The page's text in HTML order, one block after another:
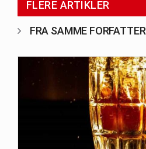
FLERE ARTIKLER
FRA SAMME FORFATTER